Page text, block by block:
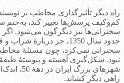
راه دیگر تأثیرگذاری مخاطب بر
کم‌وکیف پرسش‌ها تغییر کند،
سخنرانی‌ها نیز دیگرگون می‌شود.
حدود سال 1350، جز
سخنرانی نمی‌کرد، چون مسئلۀ
نبود. شکل‌گیری آهسته و پیوستۀ
شهرهای بزرگ
راهی دیگر کشاند.